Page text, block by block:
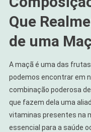
Que
de uma
A maçã é uma das
podemos encontrar em
combinação poderosa
que fazem dela uma
vitaminas presentes na
essencial para a saúde